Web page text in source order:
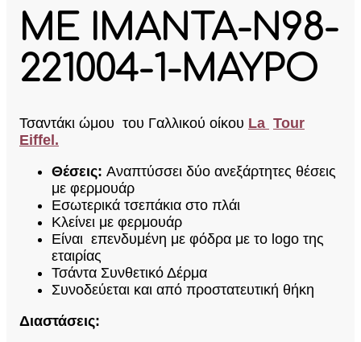
ΜΕ ΙΜΑΝΤΑ-N98-
221004-1-ΜΑΥΡΟ
Τσαντάκι ώμου του Γαλλικού οίκου La Tour
Eiffel.
Θέσεις: Αναπτύσσει δύο ανεξάρτητες θέσεις
με φερμουάρ
Εσωτερικά τσεπάκια στο πλάι
Κλείνει με φερμουάρ
Είναι επενδυμένη με φόδρα με το logo της
εταιρίας
Τσάντα Συνθετικό Δέρμα
Συνοδεύεται και από προστατευτική θήκη
Διαστάσεις: